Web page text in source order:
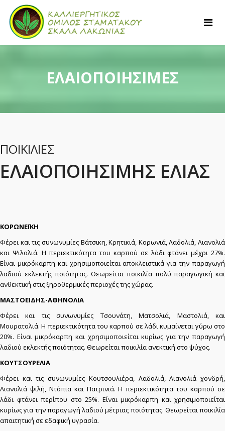
ΕΛΑΙΟΠΟΙΗΣΙΜΕΣ
ΠΟΙΚΙΛΙΕΣ
ΕΛΑΙΟΠΟΙΗΣΙΜΗΣ ΕΛΙΑΣ
ΚΟΡΩΝΕΪΚΗ
Φέρει και τις συνωνυμίες Βάτσικη, Κρητικιά, Κορωνιά, Λαδολιά, Λιανολιά
και Ψιλολιά. Η περιεκτικότητα του καρπού σε λάδι φτάνει μέχρι 27%.
Είναι μικρόκαρπη και χρησιμοποιείται αποκλειστικά για την παραγωγή
λαδιού εκλεκτής ποιότητας. Θεωρείται ποικιλία πολύ παραγωγική και
ανθεκτική στις ξηροθερμικές περιοχές της χώρας.
ΜΑΣΤΟΕΙΔΗΣ-ΑΘΗΝΟΛΙΑ
Φέρει και τις συνωνυμίες Τσουνάτη, Ματσολιά, Μαστολιά, και
Μουρατολιά. Η περιεκτικότητα του καρπού σε λάδι κυμαίνεται γύρω στο
20%. Είναι μικρόκαρπη και χρησιμοποιείται κυρίως για την παραγωγή
λαδιού εκλεκτής ποιότητας. Θεωρείται ποικιλία ανεκτική στο ψύχος.
ΚΟΥΤΣΟΥΡΕΛΙΑ
Φέρει και τις συνωνυμίες Κουτσουλιέρα, Λαδολιά, Λιανολιά χονδρή,
Λιανολιά ψιλή, Ντόπια και Πατρινιά. Η περιεκτικότητα του καρπού σε
λάδι φτάνει περίπου στο 25%. Είναι μικρόκαρπη και χρησιμοποιείται
κυρίως για την παραγωγή λαδιού μέτριας ποιότητας. Θεωρείται ποικιλία
απαιτητική σε εδαφική υγρασία.